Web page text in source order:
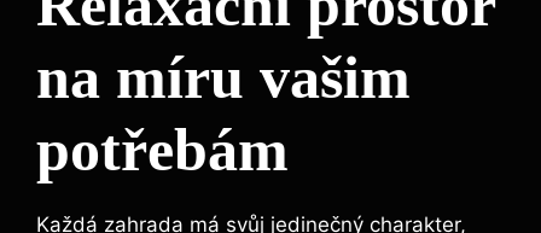
na míru vašim
potřebám
Každá zahrada má svůj jedinečný charakter,